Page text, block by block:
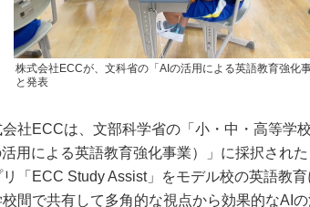
株式会社ECCが、文科省の「AIの活用による英語教育強化
と発表
社ECCは、文部科学省の「小・中・高等学
活用による英語教育強化事業）」に採択され
「ECC Study Assist」をモデル校の英語教
校間で共有して多角的な視点から効果的なAI